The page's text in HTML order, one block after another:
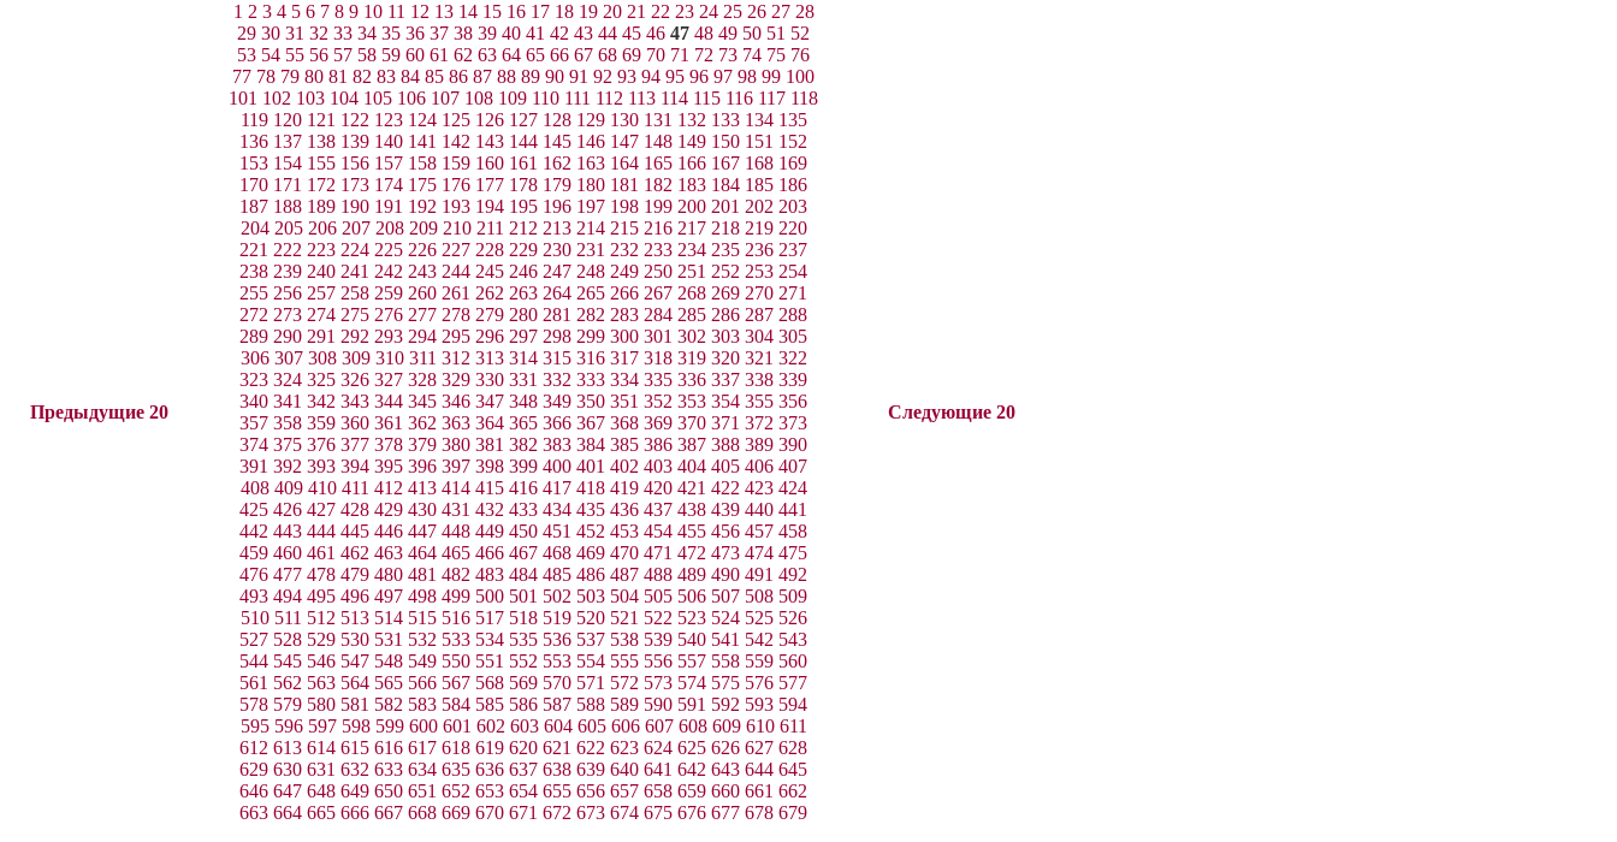
Предыдущие 20
1 2 3 4 5 6 7 8 9 10 11 12 13 14 15 16 17 18 19 20 21 22 23 24 25 26 27 28
29 30 31 32 33 34 35 36 37 38 39 40 41 42 43 44 45 46 47 48 49 50 51 52
53 54 55 56 57 58 59 60 61 62 63 64 65 66 67 68 69 70 71 72 73 74 75 76
77 78 79 80 81 82 83 84 85 86 87 88 89 90 91 92 93 94 95 96 97 98 99 100
101 102 103 104 105 106 107 108 109 110 111 112 113 114 115 116 117 118
119 120 121 122 123 124 125 126 127 128 129 130 131 132 133 134 135
136 137 138 139 140 141 142 143 144 145 146 147 148 149 150 151 152
153 154 155 156 157 158 159 160 161 162 163 164 165 166 167 168 169
170 171 172 173 174 175 176 177 178 179 180 181 182 183 184 185 186
187 188 189 190 191 192 193 194 195 196 197 198 199 200 201 202 203
204 205 206 207 208 209 210 211 212 213 214 215 216 217 218 219 220
221 222 223 224 225 226 227 228 229 230 231 232 233 234 235 236 237
238 239 240 241 242 243 244 245 246 247 248 249 250 251 252 253 254
255 256 257 258 259 260 261 262 263 264 265 266 267 268 269 270 271
272 273 274 275 276 277 278 279 280 281 282 283 284 285 286 287 288
289 290 291 292 293 294 295 296 297 298 299 300 301 302 303 304 305
306 307 308 309 310 311 312 313 314 315 316 317 318 319 320 321 322
323 324 325 326 327 328 329 330 331 332 333 334 335 336 337 338 339
340 341 342 343 344 345 346 347 348 349 350 351 352 353 354 355 356
357 358 359 360 361 362 363 364 365 366 367 368 369 370 371 372 373
374 375 376 377 378 379 380 381 382 383 384 385 386 387 388 389 390
391 392 393 394 395 396 397 398 399 400 401 402 403 404 405 406 407
408 409 410 411 412 413 414 415 416 417 418 419 420 421 422 423 424
425 426 427 428 429 430 431 432 433 434 435 436 437 438 439 440 441
442 443 444 445 446 447 448 449 450 451 452 453 454 455 456 457 458
459 460 461 462 463 464 465 466 467 468 469 470 471 472 473 474 475
476 477 478 479 480 481 482 483 484 485 486 487 488 489 490 491 492
493 494 495 496 497 498 499 500 501 502 503 504 505 506 507 508 509
510 511 512 513 514 515 516 517 518 519 520 521 522 523 524 525 526
527 528 529 530 531 532 533 534 535 536 537 538 539 540 541 542 543
544 545 546 547 548 549 550 551 552 553 554 555 556 557 558 559 560
561 562 563 564 565 566 567 568 569 570 571 572 573 574 575 576 577
578 579 580 581 582 583 584 585 586 587 588 589 590 591 592 593 594
595 596 597 598 599 600 601 602 603 604 605 606 607 608 609 610 611
612 613 614 615 616 617 618 619 620 621 622 623 624 625 626 627 628
629 630 631 632 633 634 635 636 637 638 639 640 641 642 643 644 645
646 647 648 649 650 651 652 653 654 655 656 657 658 659 660 661 662
663 664 665 666 667 668 669 670 671 672 673 674 675 676 677 678 679
Следующие 20